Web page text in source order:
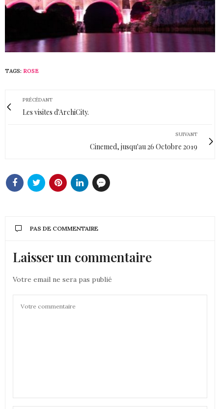
TAGS: ROSE
PRÉCÉDANT
Les visites d'ArchiCity.
SUIVANT
Cinemed, jusqu'au 26 Octobre 2019
PAS DE COMMENTAIRE
Laisser un commentaire
Votre email ne sera pas publié